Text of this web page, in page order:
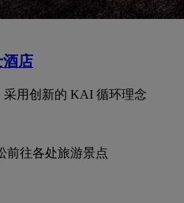
酒店
采用创新的 KAI 循环理念
前往各处旅游景点